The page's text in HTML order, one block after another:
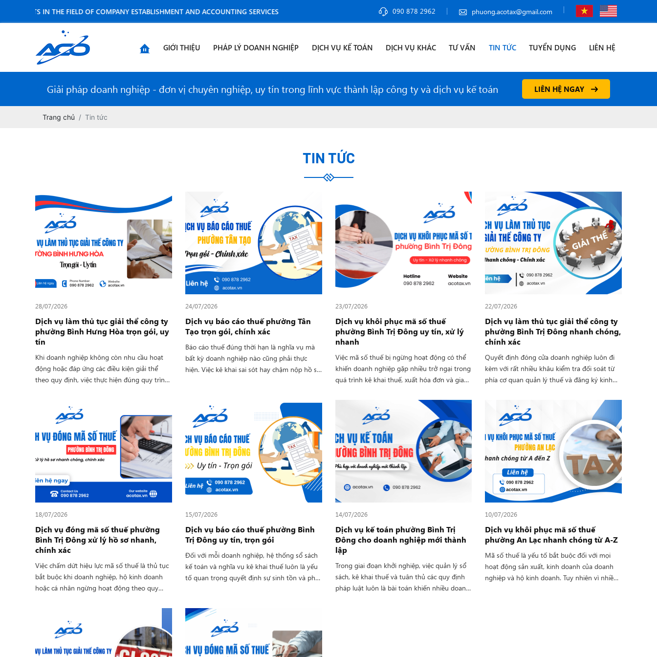
IN THE FIELD OF COMPANY ESTABLISHMENT AND ACCOUNTING SERVICES 090 878 2962 phuong.acotax@gmail.com
GIỚI THIỆU PHÁP LÝ DOANH NGHIỆP DỊCH VỤ KẾ TOÁN DỊCH VỤ KHÁC TƯ VẤN TIN TỨC TUYỂN DỤNG LIÊN HỆ
Giải pháp doanh nghiệp - đơn vị chuyên nghiệp, uy tín trong lĩnh vực thành lập công ty và dịch vụ kế toán LIÊN HỆ NGAY
Trang chủ Tin tức
TIN TỨC
28/07/2026
Dịch vụ làm thủ tục giải thể công ty
phường Bình Hưng Hòa trọn gói, uy
tín
Khi doanh nghiệp không còn nhu cầu hoạt
động hoặc đáp ứng các điều kiện giải thể
theo quy định, việc thực hiện đúng quy trình
Lựa chọn dịch vụ làm thủ tục giải thể công ty
phường Bình Hưng Hòa giúp doanh nghiệp
tiết kiệm thời gian, hạn chế sai sót và hoàn
tất các thủ tục đúng quy định. Nếu bạn đang
cần sử dụng dịch vụ giải thể doanh nghiệp
nhanh chóng, Công ty TNHH Tư vấn Kế toán
Thuế ACO là đơn vị sẵn sàng đồng hành và
hỗ trợ trọn gói.
24/07/2026
Dịch vụ báo cáo thuế phường Tân
Tạo trọn gói, chính xác
Báo cáo thuế đúng thời hạn là nghĩa vụ mà
bất kỳ doanh nghiệp nào cũng phải thực
hiện. Việc kê khai sai sót hay chậm nộp hồ sơ
đoạn đến hoạt động kinh doanh. Để giúp
quý doanh nghiệp yên tâm trong quá trình
hoạt động, Công Ty TNHH Tư Vấn Thuế ACO
đã mang đến dịch vụ báo cáo thuế phường
Tân Tạo trọn gói, chuyên nghiệp và tối ưu chi
phí tối đa.
23/07/2026
Dịch vụ khôi phục mã số thuế
phường Bình Trị Đông uy tín, xử lý
nhanh
Việc mã số thuế bị ngừng hoạt động có thể
khiến doanh nghiệp gặp nhiều trở ngại trong
quá trình kê khai thuế, xuất hóa đơn và giao
mã số thuế phường Bình Trị Đông sẽ giúp
doanh nghiệp nhanh chóng hoàn thiện thủ
tục theo đúng quy định, hạn chế rủi ro phát
sinh. Công ty TNHH Tư vấn Kế toán Thuế
ACO với đội ngũ giàu kinh nghiệm luôn đồng
hành, tư vấn và hỗ trợ doanh nghiệp xử lý hồ
sơ nhanh chóng, tiết kiệm thời gian và chi
22/07/2026
Dịch vụ làm thủ tục giải thể công ty
phường Bình Trị Đông nhanh chóng,
chính xác
Quyết định đóng cửa doanh nghiệp luôn đi
kèm với rất nhiều khâu kiểm tra đối soát từ
phía cơ quan quản lý thuế và đăng ký kinh
giấy tờ mà không có lộ trình chính xác, rất dễ
rơi vào tình trạng sửa đổi hồ sơ kéo dài hàng
tháng trời. Nhằm rút ngắn tối đa thời gian
chờ đợi và đảm bảo tỷ lệ hoàn thành, Công
Ty TNHH Tư Vấn Thuế ACO đã triển khai dịch
vụ làm thủ tục giải thể công ty phường Bình
Trị Đông chuyên nghiệp. Chúng tôi sẽ đại
diện xử lý trọn gói từ A đến Z cho doanh
nghiệp.
18/07/2026
Dịch vụ đóng mã số thuế phường
Bình Trị Đông xử lý hồ sơ nhanh,
chính xác
Việc chấm dứt hiệu lực mã số thuế là thủ tục
bắt buộc khi doanh nghiệp, hộ kinh doanh
hoặc cá nhân ngừng hoạt động theo quy
đúng quy trình, chủ thể có thể gặp nhiều khó
khăn liên quan đến nghĩa vụ thuế, hồ sơ
pháp lý và các khoản xử phạt phát sinh. Với
dịch vụ đóng mã số thuế phường Bình Trị
Đông, Công ty TNHH Tư vấn Kế toán Thuế
15/07/2026
Dịch vụ báo cáo thuế phường Bình
Trị Đông uy tín, trọn gói
Đối với mỗi doanh nghiệp, hệ thống sổ sách
kế toán và nghĩa vụ kê khai thuế luôn là yếu
tố quan trọng quyết định sự sinh tồn và phát
hành chính cao, bị khóa mã số thuế, chỉ vì
chậm nộp tờ khai hoặc kê khai sai sót số liệu.
Hiểu rõ những thách thức pháp lý và gánh
nặng vận hành mà các nhà doanh nghiệp
14/07/2026
Dịch vụ kế toán phường Bình Trị
Đông cho doanh nghiệp mới thành
lập
Trong giai đoạn khởi nghiệp, việc quản lý sổ
sách, kê khai thuế và tuân thủ các quy định
pháp luật luôn là bài toán khiến nhiều doanh
10/07/2026
Dịch vụ khôi phục mã số thuế
phường An Lạc nhanh chóng từ A-Z
Mã số thuế là yếu tố bắt buộc đối với mọi
hoạt động sản xuất, kinh doanh của doanh
nghiệp và hộ kinh doanh. Tuy nhiên vì nhiều